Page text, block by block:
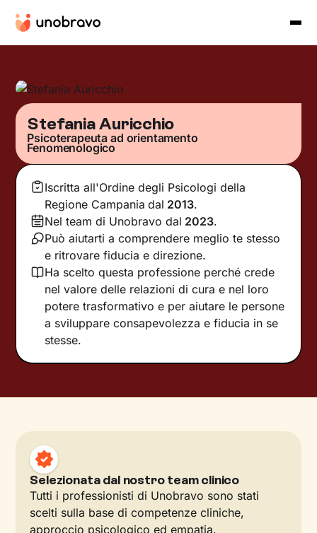
Stefania Auricchio
Psicoterapeuta ad orientamento
Fenomenologico
Iscritta all'Ordine degli Psicologi della
Regione Campania dal 2013.
Nel team di Unobravo dal 2023.
Può aiutarti a comprendere meglio te stesso
e ritrovare fiducia e direzione.
Ha scelto questa professione perché crede
nel valore delle relazioni di cura e nel loro
potere trasformativo e per aiutare le persone
a sviluppare consapevolezza e fiducia in se
stesse.
Selezionata dal nostro team clinico
Tutti i professionisti di Unobravo sono stati
scelti sulla base di competenze cliniche,
approccio psicologico ed empatia.